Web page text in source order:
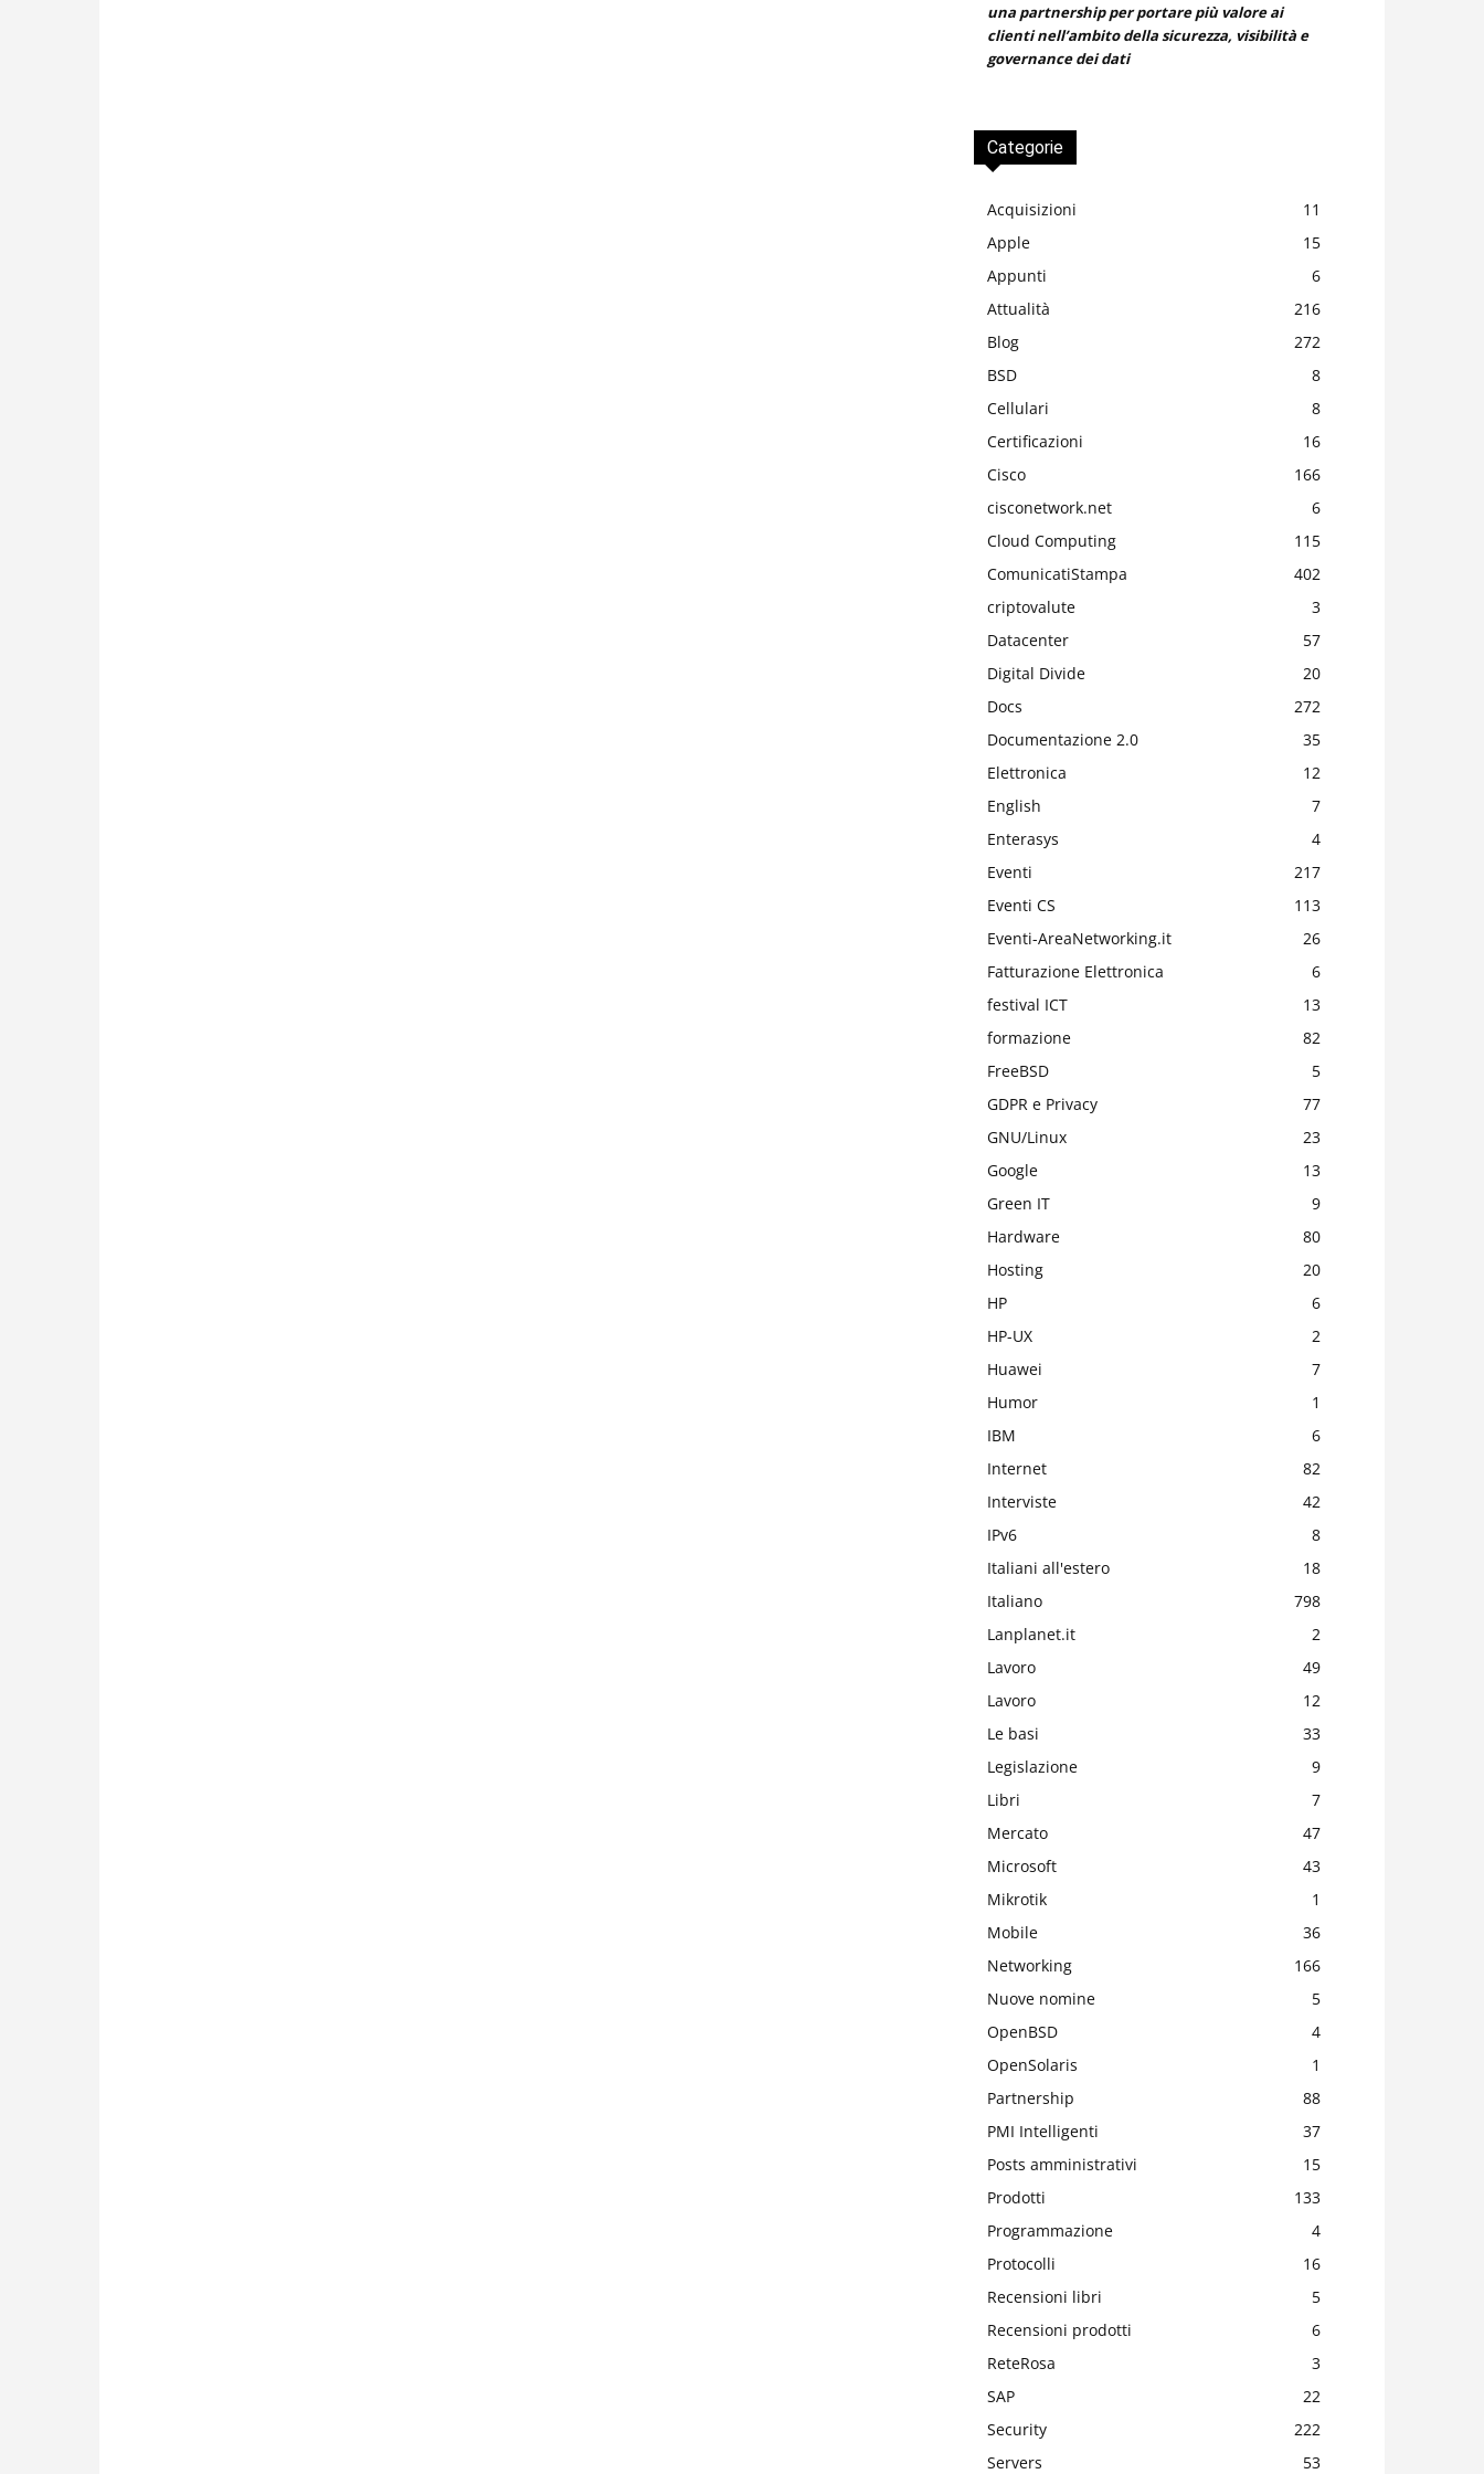
una partnership per portare più valore ai
clienti nell’ambito della sicurezza, visibilità e
governance dei dati
Categorie
Acquisizioni
11
Apple
15
Appunti
6
Attualità
216
Blog
272
BSD
8
Cellulari
8
Certificazioni
16
Cisco
166
cisconetwork.net
6
Cloud Computing
115
ComunicatiStampa
402
criptovalute
3
Datacenter
57
Digital Divide
20
Docs
272
Documentazione 2.0
35
Elettronica
12
English
7
Enterasys
4
Eventi
217
Eventi CS
113
Eventi-AreaNetworking.it
26
Fatturazione Elettronica
6
festival ICT
13
formazione
82
FreeBSD
5
GDPR e Privacy
77
GNU/Linux
23
Google
13
Green IT
9
Hardware
80
Hosting
20
HP
6
HP-UX
2
Huawei
7
Humor
1
IBM
6
Internet
82
Interviste
42
IPv6
8
Italiani all'estero
18
Italiano
798
Lanplanet.it
2
Lavoro
49
Lavoro
12
Le basi
33
Legislazione
9
Libri
7
Mercato
47
Microsoft
43
Mikrotik
1
Mobile
36
Networking
166
Nuove nomine
5
OpenBSD
4
OpenSolaris
1
Partnership
88
PMI Intelligenti
37
Posts amministrativi
15
Prodotti
133
Programmazione
4
Protocolli
16
Recensioni libri
5
Recensioni prodotti
6
ReteRosa
3
SAP
22
Security
222
Servers
53